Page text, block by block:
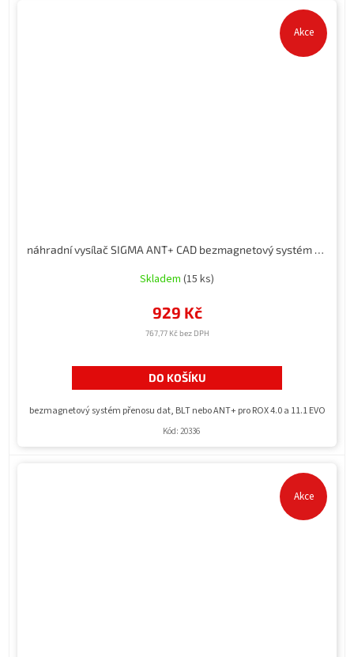
Akce
náhradní vysílač SIGMA ANT+ CAD bezmagnetový systém pro ROX 4.0 a 11.1 EVO
Skladem (15 ks)
767,77 Kč bez DPH
929 Kč
DO KOŠÍKU
bezmagnetový systém přenosu dat, BLT nebo ANT+ pro ROX 4.0 a 11.1 EVO
Kód: 20336
Akce